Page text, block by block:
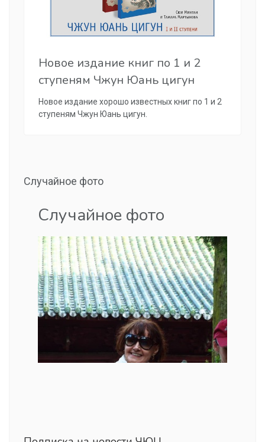
Новое издание книг по 1 и 2
ступеням Чжун Юань цигун
Новое издание хорошо известных книг по 1 и 2
ступеням Чжун Юань цигун.
Случайное фото
Случайное фото